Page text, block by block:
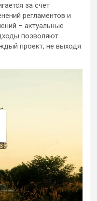
за счет
регламентов и
– актуальные
позволяют
проект, не выходя